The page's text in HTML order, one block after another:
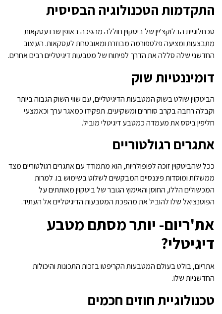
התקדמות הטכנולוגיה הבסיסית
טכנולוגיית הבלוקצ'יין של ביטקוין חוללה מהפכה באופן שבו עסקאות
מתבצעות ומציעה פלטפורמה מבוזרת ומאובטחת לעסקאות. העיצוב
החדשני שלה סללה את הדרך לפיתוח של מטבעות דיגיטליים רבים אחרים.
דומיננטיות שוק
הביטקוין שולט בשוק המטבעות הדיגיטליים, עם שווי השוק הגבוה ביותר
וקבלה רחבה בקרב סוחרים ומשקיעים. תפקידו כמאגר ערך וכאמצעי
חליפין ביסס את מעמדה כמטבע דיגיטלי מוביל.
אתגרים רגולטוריים
ככל שהביטקוין זוכה לפופולריות, הוא מתמודד עם אתגרים רגולטוריים מצד
ממשלות ומוסדות פיננסיים המבקשים לשלוט בשימוש בו. למרות
המכשולים הללו, החוסן והאימוץ הגובר של ביטקוין מאותתים על
הפוטנציאל שלו להוביל את מהפכת המטבעות הדיגיטליים אל העתיד.
את'ריום- יותר מסתם מטבע
דיגיטלי?
אתריום, בולט בעולם המטבעות הקריפטו בזכות התכונות והיכולות
החדשניות שלו.
טכנולוגיית חוזים חכמים